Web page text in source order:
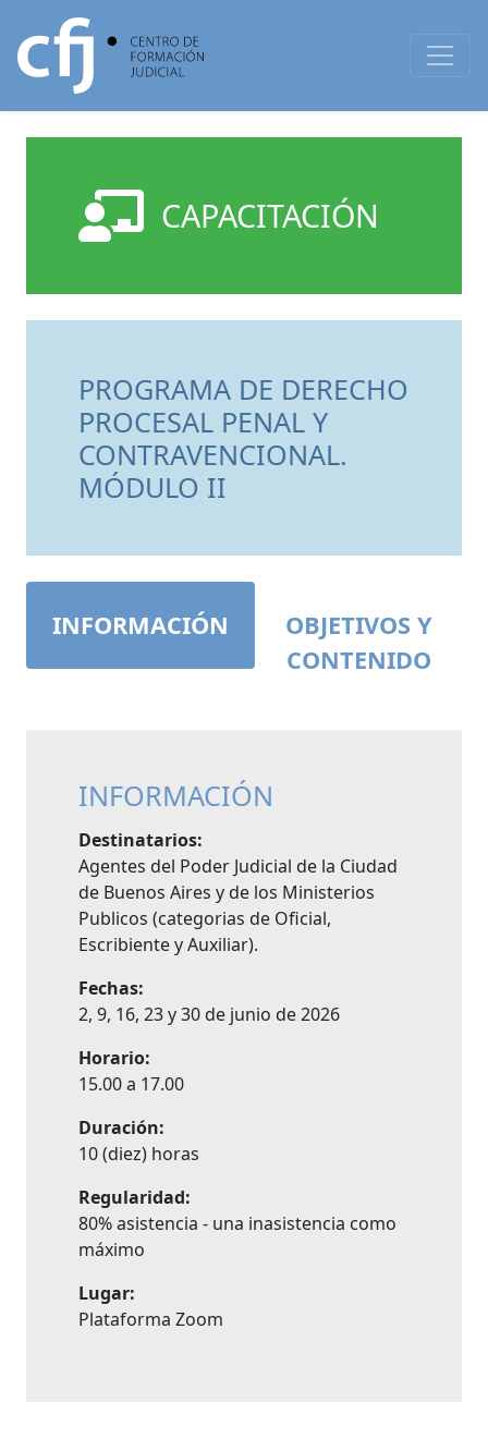
CAPACITACIÓN
PROGRAMA DE DERECHO
PROCESAL PENAL Y
CONTRAVENCIONAL.
MÓDULO II
INFORMACIÓN
OBJETIVOS Y
CONTENIDO
INFORMACIÓN
Destinatarios:
Agentes del Poder Judicial de la Ciudad
de Buenos Aires y de los Ministerios
Publicos (categorias de Oficial,
Escribiente y Auxiliar).
Fechas:
2, 9, 16, 23 y 30 de junio de 2026
Horario:
15.00 a 17.00
Duración:
10 (diez) horas
Regularidad:
80% asistencia - una inasistencia como
máximo
Lugar:
Plataforma Zoom